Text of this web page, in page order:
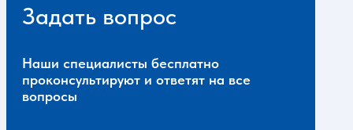
Задать вопрос
Наши специалисты бесплатно
проконсультируют и ответят на все
вопросы